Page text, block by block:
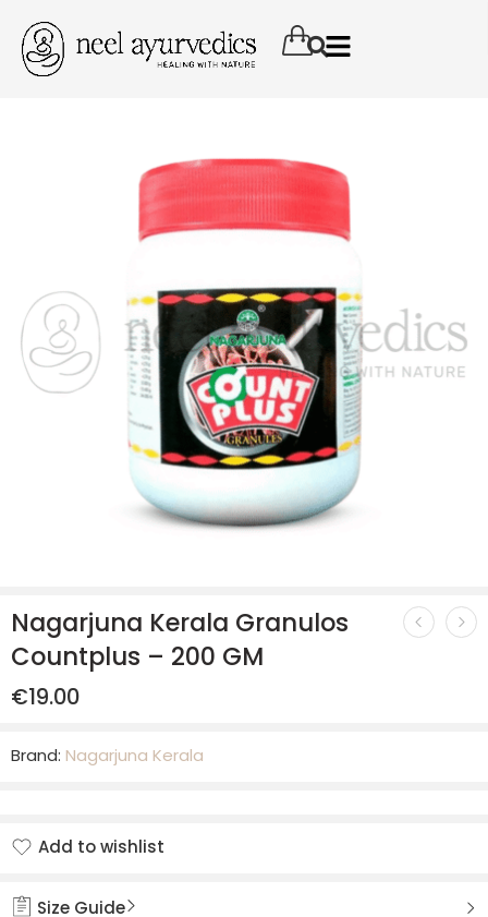
Nagarjuna Kerala Granulos
Countplus – 200 GM
€19.00
Brand: Nagarjuna Kerala
Add to wishlist
Size Guide